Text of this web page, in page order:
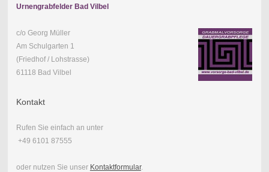
Urnengrabfelder Bad Vilbel
c/o Georg Müller
Am Schulgarten 1
(Friedhof / Lohstrasse)
61118 Bad Vilbel
Kontakt
Rufen Sie einfach an unter
+49 6101 87555
oder nutzen Sie unser Kontaktformular.